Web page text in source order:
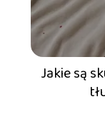
Jakie są